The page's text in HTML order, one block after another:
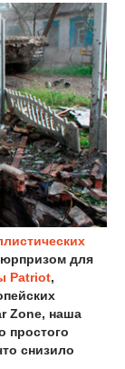
для
Patriot,
Zone, наша
простого
снизило